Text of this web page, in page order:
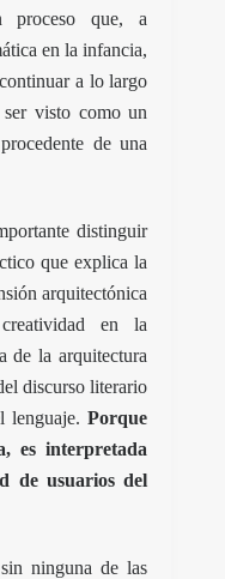
proceso que, a
en la infancia,
a lo largo
visto como un
de una
distinguir
que explica la
arquitectónica
en la
de la arquitectura
discurso literario
lenguaje.Porque
es interpretada
de usuarios del
ninguna de las